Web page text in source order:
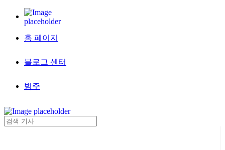
홈 페이지
블로그 센터
범주